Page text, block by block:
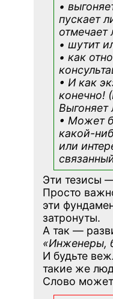
•
пускает
отмечает
• шутит
• как
• И как
конечно!
Выгоняет
• Может
какой-
или
Эти тезисы
Просто
эти
затронуты.
А так —
«Инженеры,
И будьте
такие же
Слово